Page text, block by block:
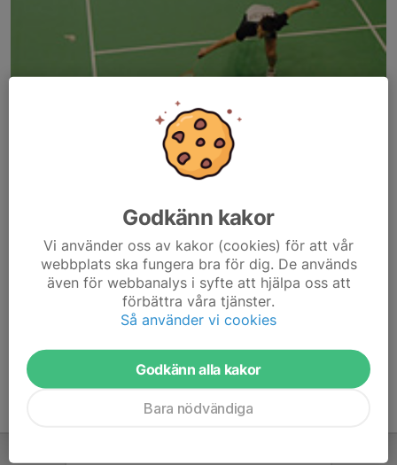
Här hamnar automatiskt de senaste nyheterna på hemsidan. För
att kunna börja administrera hemsidan loggar du in högst upp till
höger.
Godkänn kakor
Vi använder oss av kakor (cookies) för att vår
webbplats ska fungera bra för dig. De används
även för webbanalys i syfte att hjälpa oss att
förbättra våra tjänster.
Så använder vi cookies
Godkänn alla kakor
Bara nödvändiga